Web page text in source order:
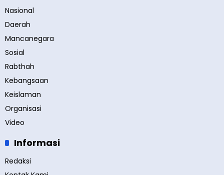
Nasional
Daerah
Mancanegara
Sosial
Rabthah
Kebangsaan
Keislaman
Organisasi
Video
Informasi
Redaksi